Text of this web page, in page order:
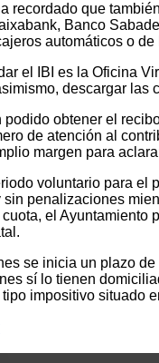
recordado que
Banco
automáticos o
el IBI es la Oficina
descargar las
podido obtener el
de atención al
margen para
voluntario para el
penalizaciones
el Ayuntamiento
se inicia un plazo
sí lo tienen
impositivo situado